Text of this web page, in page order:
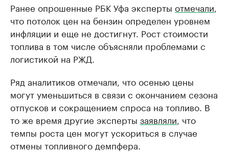
Ранее опрошенные РБК Уфа эксперты отмечали
что потолок цен на бензин определен уровнем
инфляции и еще не достигнут. Рост стоимости
топлива в том числе объясняли проблемами с
логистикой на РЖД.
Ряд аналитиков отмечали, что осенью цены
могут уменьшиться в связи с окончанием сезона
отпусков и сокращением спроса на топливо. В
то же время другие эксперты заявляли , что
темпы роста цен могут ускориться в случае
отмены топливного демпфера.